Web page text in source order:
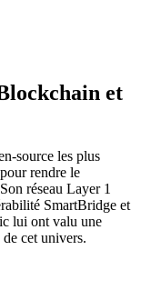
et
source les plus
rendre le
réseau Layer 1
SmartBridge et
lui ont valu une
cet univers.